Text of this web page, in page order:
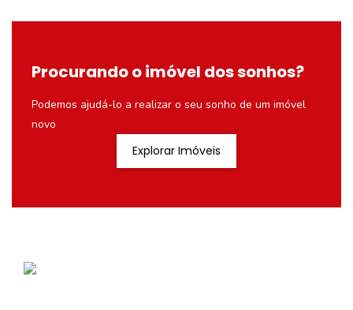
Procurando o imóvel dos sonhos?
Podemos ajudá-lo a realizar o seu sonho de um imóvel
novo
Explorar Imóveis